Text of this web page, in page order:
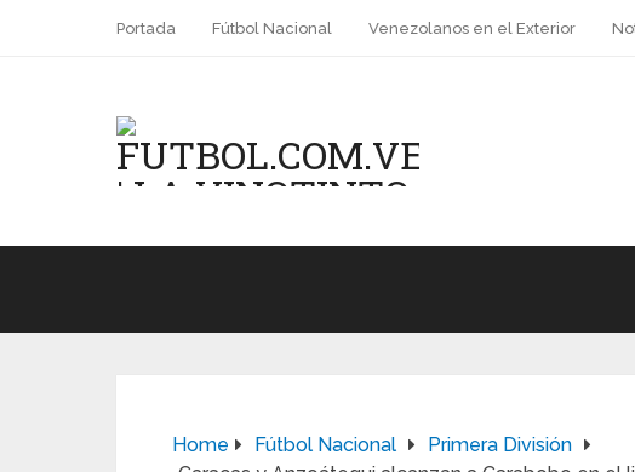
Portada Fútbol Nacional Venezolanos en el Exterior
Home Fútbol Nacional
Primera División